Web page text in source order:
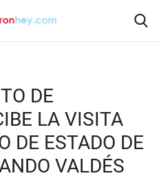
DE
LA VISITA
DE ESTADO DE
VALDÉS